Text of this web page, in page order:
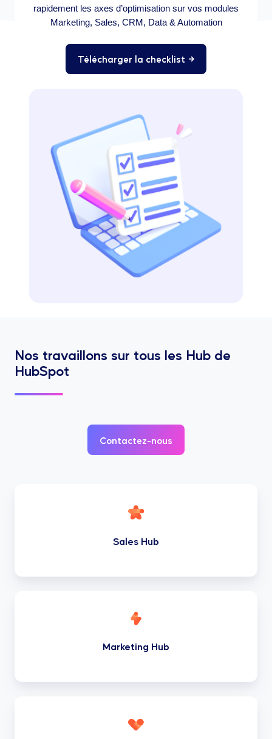
rapidement les axes d’optimisation sur vos modules
Marketing, Sales, CRM, Data & Automation
Télécharger la checklist
Nos travaillons sur tous les Hub de
HubSpot
Contactez-nous
Sales Hub
Hub
Marketing Hub
Hub
Hub